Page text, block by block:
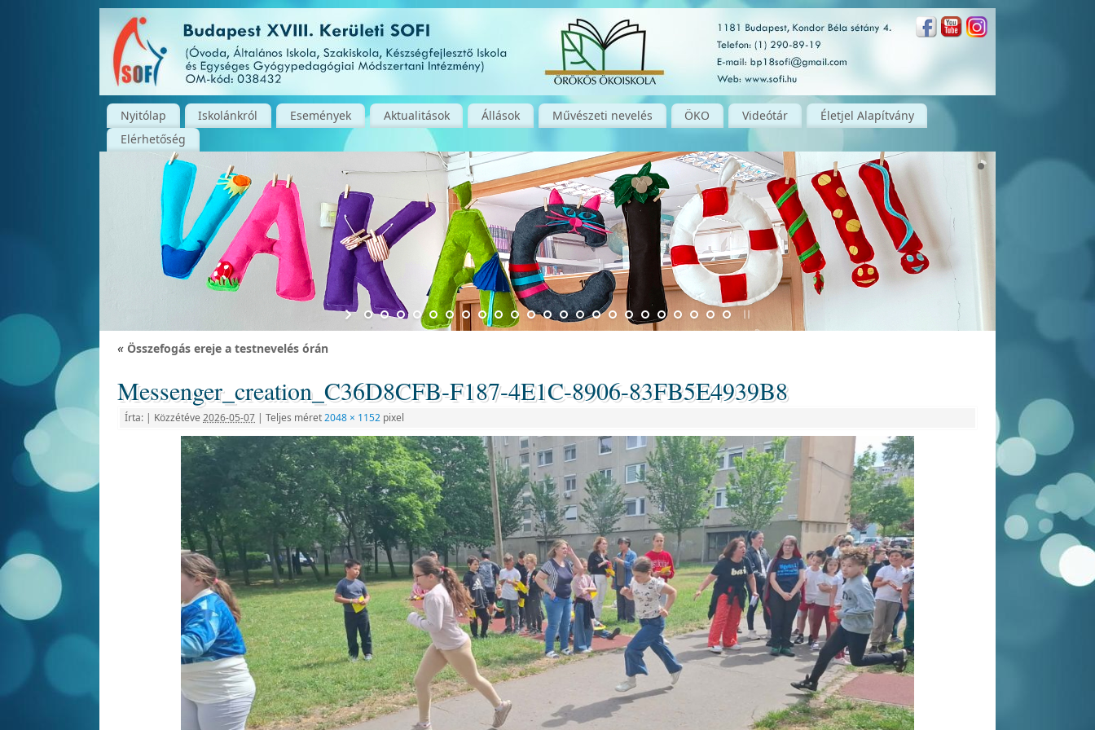
Nyitólap Iskolánkról Események Aktualitások Állások Művészeti nevelés ÖKO Videótár
Életjel Alapítvány
Elérhetőség
« Összefogás ereje a testnevelés órán
Messenger_creation_C36D8CFB-F187-4E1C-8906-83FB5E4939B8
Írta: | Közzétéve 2026-05-07 | Teljes méret2048 × 1152 pixel